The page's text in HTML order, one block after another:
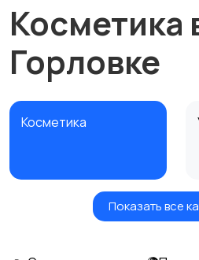
Косметика
Горловке
Косметика
Куклы и игрушкиПоказать все